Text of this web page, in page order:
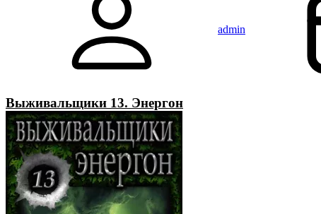
admin
Выживальщики 13. Энергон